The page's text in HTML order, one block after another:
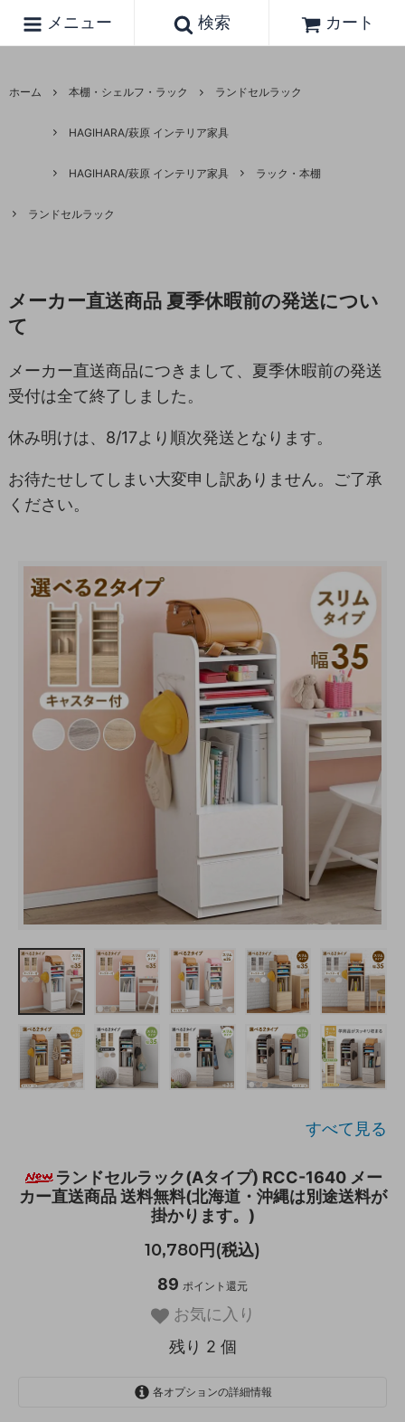
メニュー 検索 カート
ホーム 本棚・シェルフ・ラック ランドセルラック
HAGIHARA/萩原 インテリア家具
HAGIHARA/萩原 インテリア家具 ラック・本棚
ランドセルラック
メーカー直送商品 夏季休暇前の発送につい
て
メーカー直送商品につきまして、夏季休暇前の発送
受付は全て終了しました。
休み明けは、8/17より順次発送となります。
お待たせしてしまい大変申し訳ありません。ご了承
ください。
すべて見る
ランドセルラック(Aタイプ) RCC-1640 メー
カー直送商品 送料無料(北海道・沖縄は別途送料が
掛かります。)
10,780円(税込)
89 ポイント還元
お気に入り
残り 2 個
各オプションの詳細情報